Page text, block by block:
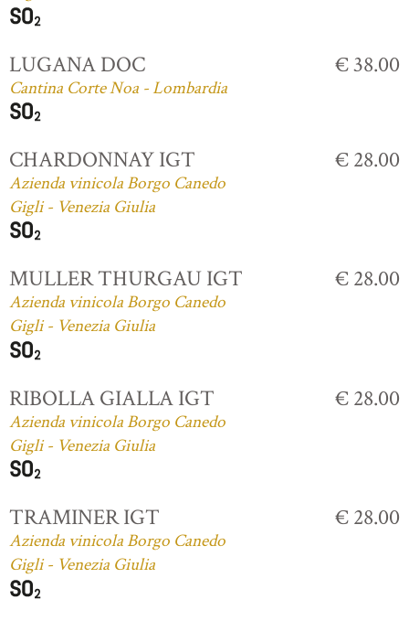
LUGANA DOC
Cantina Corte Noa - Lombardia
€ 38.00
CHARDONNAY IGT
Azienda vinicola Borgo Canedo
Gigli - Venezia Giulia
€ 28.00
MULLER THURGAU IGT
Azienda vinicola Borgo Canedo
Gigli - Venezia Giulia
€ 28.00
RIBOLLA GIALLA IGT
Azienda vinicola Borgo Canedo
Gigli - Venezia Giulia
€ 28.00
TRAMINER IGT
Azienda vinicola Borgo Canedo
Gigli - Venezia Giulia
€ 28.00